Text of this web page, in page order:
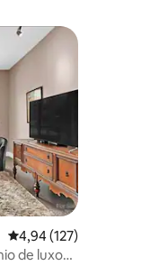
Classificação média
4,94 (127)
de luxo